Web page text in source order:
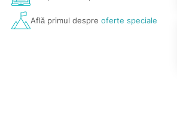
Află primul despreoferte speciale